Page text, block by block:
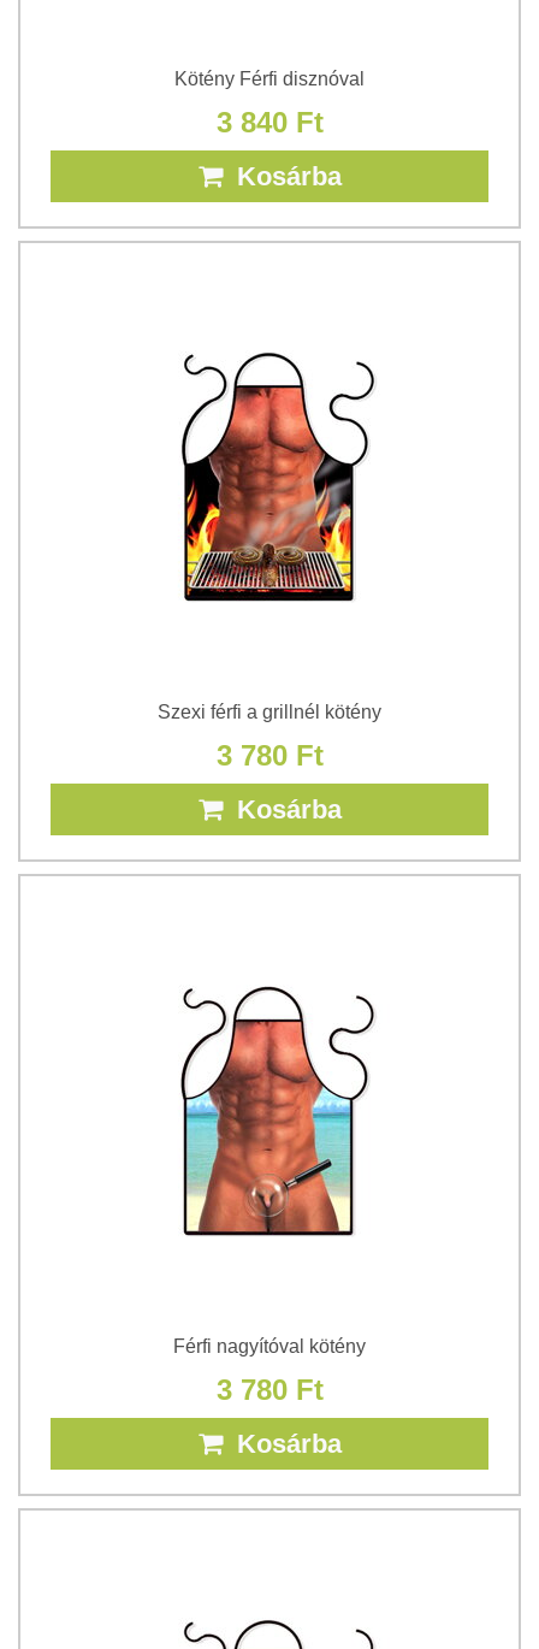
Kötény Férfi disznóval
3 840 Ft
Kosárba
Szexi férfi a grillnél kötény
3 780 Ft
Kosárba
Férfi nagyítóval kötény
3 780 Ft
Kosárba